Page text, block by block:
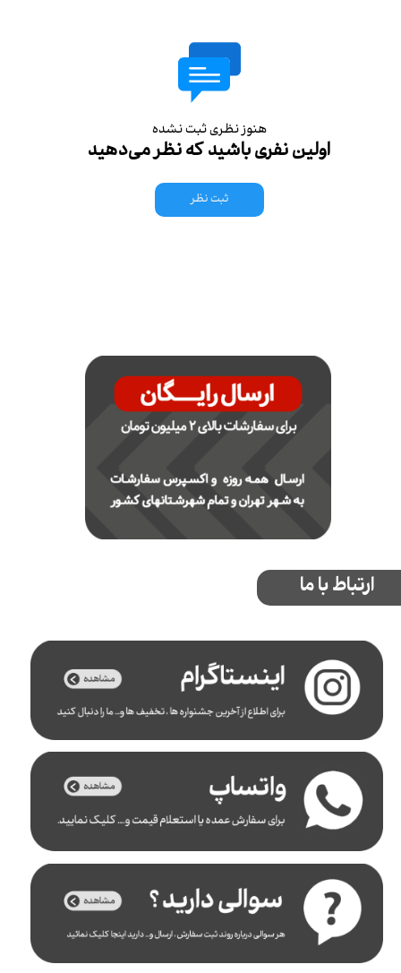
هنوز نظری ثبت نشده
اولین نفری باشید که نظر می‌دهید
ثبت نظر
ارتباط با ما